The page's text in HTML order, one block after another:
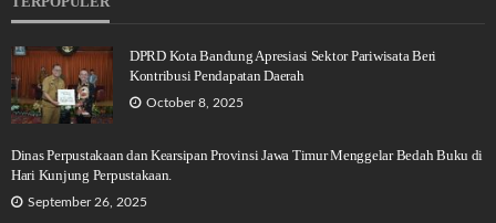
DPRD Kota Bandung Apresiasi Sektor Pariwisata Beri
Kontribusi Pendapatan Daerah
October 8, 2025
Dinas Perpustakaan dan Kearsipan Provinsi Jawa Timur Menggelar Bedah Buku di
Hari Kunjung Perpustakaan.
September 26, 2025